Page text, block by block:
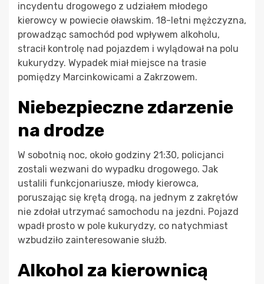
incydentu drogowego z udziałem młodego
kierowcy w powiecie oławskim. 18-letni mężczyzna,
prowadząc samochód pod wpływem alkoholu,
stracił kontrolę nad pojazdem i wylądował na polu
kukurydzy. Wypadek miał miejsce na trasie
pomiędzy Marcinkowicami a Zakrzowem.
Niebezpieczne zdarzenie
na drodze
W sobotnią noc, około godziny 21:30, policjanci
zostali wezwani do wypadku drogowego. Jak
ustalili funkcjonariusze, młody kierowca,
poruszając się krętą drogą, na jednym z zakrętów
nie zdołał utrzymać samochodu na jezdni. Pojazd
wpadł prosto w pole kukurydzy, co natychmiast
wzbudziło zainteresowanie służb.
Alkohol za kierownicą